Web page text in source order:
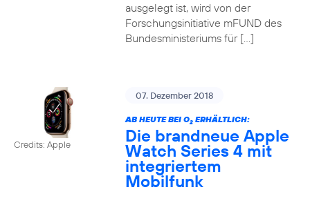
ausgelegt ist, wird von der
Forschungsinitiative mFUND des
Bundesministeriums für […]
Credits: Apple
07. Dezember 2018
AB HEUTE BEI O2ERHÄLTLICH:
Die brandneue Apple
Watch Series 4 mit
integriertem
Mobilfunk